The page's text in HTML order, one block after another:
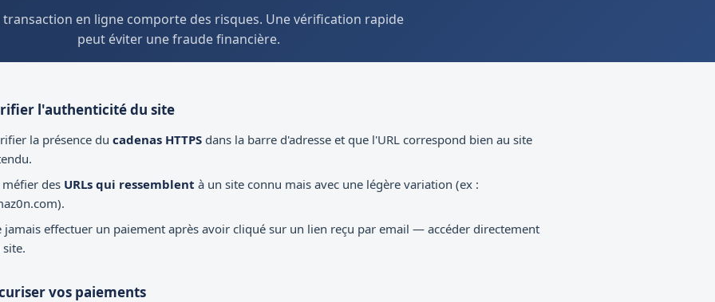
transaction en ligne comporte des risques. Une vérification rapide
peut éviter une fraude financière.
l'authenticité du site
la présence du cadenas HTTPS dans la barre d'adresse et que l'URL correspond bien au site
méfier des URLs qui ressemblent à un site connu mais avec une légère variation (ex :
jamais effectuer un paiement après avoir cliqué sur un lien reçu par email — accéder directement
site.
vos paiements